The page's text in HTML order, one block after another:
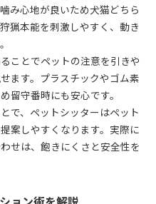
み心地が良いため犬猫どちら
猟本能を刺激しやすく、動き
ことでペットの注意を引きや
ます。プラスチックやゴム素
留守番時にも安心です。
で、ペットシッターはペット
案しやすくなります。実際に
せは、飽きにくさと安全性を